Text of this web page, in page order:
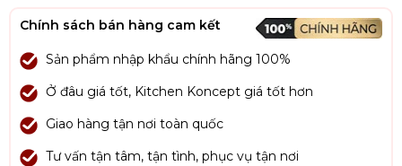
Chính sách bán hàng cam kết
Sản phẩm nhập khẩu chính hãng 100%
Ở đâu giá tốt, Kitchen Koncept giá tốt hơn
Giao hàng tận nơi toàn quốc
Tư vấn tận tâm, tận tình, phục vụ tận nơi